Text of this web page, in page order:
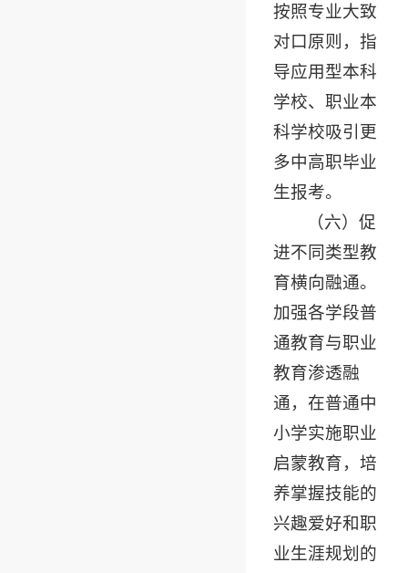
按照专业大致
对口原则，指
导应用型本科
学校、职业本
科学校吸引更
多中高职毕业
生报考。
（六）促
进不同类型教
育横向融通。
加强各学段普
通教育与职业
教育渗透融
通，在普通中
小学实施职业
启蒙教育，培
养掌握技能的
兴趣爱好和职
业生涯规划的